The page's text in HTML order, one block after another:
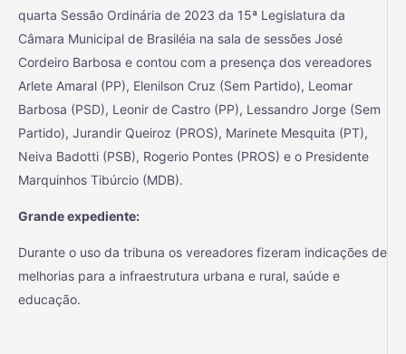
quarta Sessão Ordinária de 2023 da 15ª Legislatura da
Câmara Municipal de Brasiléia na sala de sessões José
Cordeiro Barbosa e contou com a presença dos vereadores
Arlete Amaral (PP), Elenilson Cruz (Sem Partido), Leomar
Barbosa (PSD), Leonir de Castro (PP), Lessandro Jorge (Sem
Partido), Jurandir Queiroz (PROS), Marinete Mesquita (PT),
Neiva Badotti (PSB), Rogerio Pontes (PROS) e o Presidente
Marquinhos Tibúrcio (MDB).
Grande expediente:
Durante o uso da tribuna os vereadores fizeram indicações de
melhorias para a infraestrutura urbana e rural, saúde e
educação.